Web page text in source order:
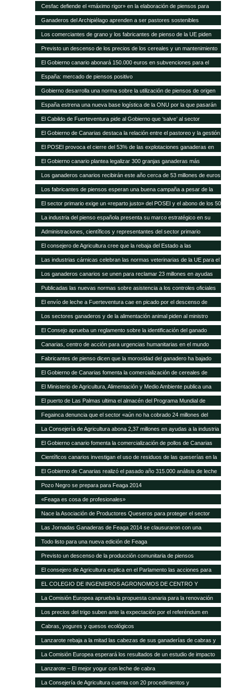
Cesfac defiende el «máximo rigor» en la elaboración de piensos para
animales
Ganaderos del Archipiélago aprenden a ser pastores sostenibles
Los comerciantes de grano y los fabricantes de pienso de la UE piden
celeridad en la aprobación de 8 cultivos MG
Previsto un descenso de los precios de los cereales y un mantenimiento
de los precios de la carne en los próximos 10 años según FAO/OCDE
El Gobierno canario abonará 150.000 euros en subvenciones para el
fomento de razas autóctonas
España: mercado de piensos positivo
Gobierno desarrolla una norma sobre la utilización de piensos de origen
animal
España estrena una nueva base logística de la ONU por la que pasarán
75.000 toneladas de ayuda para África al año
El Cabildo de Fuerteventura pide al Gobierno que ‘salve’ al sector
ganadero del hundimiento
El Gobierno de Canarias destaca la relación entre el pastoreo y la gestión
medioambiental
El POSEI provoca el cierre del 53% de las explotaciones ganaderas en
cuatro años
El Gobierno canario plantea legalizar 300 granjas ganaderas más
Los ganaderos canarios recibirán este año cerca de 53 millones de euros
en ayudas POSEI
Los fabricantes de piensos esperan una buena campaña a pesar de la
sequía en España
El sector primario exige un «reparto justo» del POSEI y el abono de los 50
millones adeudados
La industria del pienso española presenta su marco estratégico en su
asamblea general
Administraciones, científicos y representantes del sector primario
trabajan en el Plan Forrajero de Canarias
El consejero de Agricultura cree que la rebaja del Estado a las
subvenciones al transporte aleja a los agricultores canarios de España y
de Europa
Las industrias cárnicas celebran las normas veterinarias de la UE para el
porcino
Los ganaderos canarios se unen para reclamar 23 millones en ayudas
atrasadas
Publicadas las nuevas normas sobre asistencia a los controles oficiales
en mataderos de aves y conejos
El envío de leche a Fuerteventura cae en picado por el descenso de
cabras
Los sectores ganaderos y de la alimentación animal piden al ministro
Montoro que el IVA reducido no suba del 10 al 21%
El Consejo aprueba un reglamento sobre la identificación del ganado
vacuno
Canarias, centro de acción para urgencias humanitarias en el mundo
Fabricantes de pienso dicen que la morosidad del ganadero ha bajado
sensiblemente
El Gobierno de Canarias fomenta la comercialización de cereales de
variedades tradicionales de Canarias
El Ministerio de Agricultura, Alimentación y Medio Ambiente publica una
nueva convocatoria de subvenciones para proyectos de investigación
aplicada al sector ganadero por 6,3 millones de euros
El puerto de Las Palmas ultima el almacén del Programa Mundial de
Alimentos
Fegainca denuncia que el sector «aún no ha cobrado 24 millones del
POSEI 2013»
La Consejería de Agricultura abona 2,37 millones en ayudas a la industria
láctea y queserías artesanales
El Gobierno canario fomenta la comercialización de pollos de Canarias
Científicos canarios investigan el uso de residuos de las queserías en la
alimentación de ganado caprino
El Gobierno de Canarias realizó el pasado año 315.000 análisis de leche
y quesos de las Islas
Pozo Negro se prepara para Feaga 2014
«Feaga es cosa de profesionales»
Nace la Asociación de Productores Queseros para proteger el sector
Las Jornadas Ganaderas de Feaga 2014 se clausuraron con una
reivindicación al respeto del reglamento europeo sobre el POSEI
Todo listo para una nueva edición de Feaga
Previsto un descenso de la producción comunitaria de piensos
compuestos en 2014
El consejero de Agricultura explica en el Parlamento las acciones para
mejorar la situación de la ganadería canaria
EL COLEGIO DE INGENIEROS AGRONOMOS DE CENTRO Y
CANARIAS ofrece una sesión gratuita sobre Bioseguridad y gestión de
las explotaciones en ganadería
La Comisión Europea aprueba la propuesta canaria para la renovación
del AIEM
Los precios del trigo suben ante la expectación por el referéndum en
Crimea
Cabras, yogures y quesos ecológicos
Lanzarote rebaja a la mitad las cabezas de sus ganaderías de cabras y
ovejas Las exigencias de Europa para conceder las ayudas deja unas
12.000 cabezas caprinas y casi 4.000 ovinas
La Comisión Europea esperará los resultados de un estudio de impacto
para modificar el POSEI
Lanzarote – El mejor yogur con leche de cabra
La Consejería de Agricultura cuenta con 20 procedimientos y